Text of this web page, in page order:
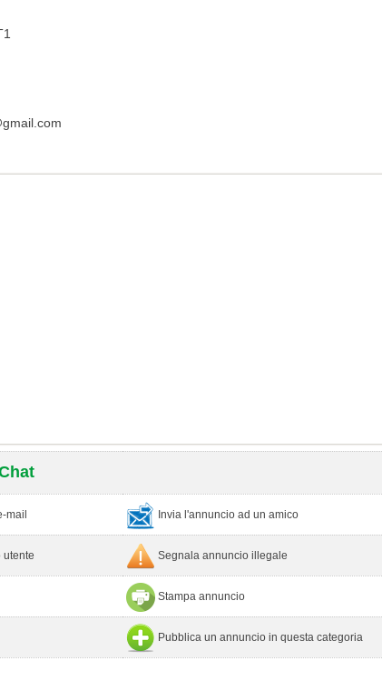
mail Invia l'annuncio ad un amico
utente Segnala annuncio illegale
Stampa annuncio
Pubblica un annuncio in questa categoria